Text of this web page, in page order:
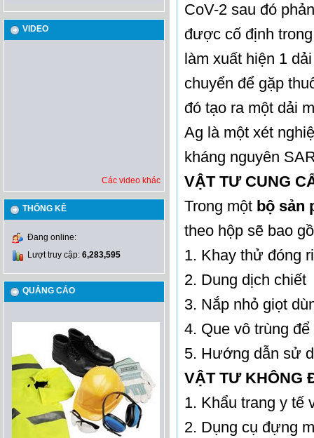
VIDEO
Các video khác
THỐNG KÊ
Đang online:
Lượt truy cập: 6,283,595
QUẢNG CÁO
CoV-2 sau đó
được cố định
làm xuất hiện 1
chuyển để gặp
đó tạo ra một dải
Ag là một xét
kháng nguyên
VẬT TƯ CUNG
Trong một bộ sản
theo hộp sẽ bao
1. Khay thử đóng
2. Dung dịch chiết
3. Nắp nhỏ giọt
4. Que vô trùng
5. Hướng dẫn sử
VẬT TƯ KHÔNG
1. Khẩu trang y tế
2. Dụng cụ đựng